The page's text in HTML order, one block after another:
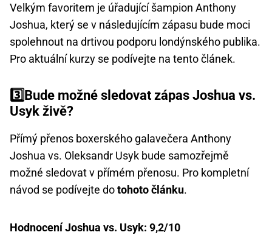
Velkým favoritem je úřadující šampion Anthony
Joshua, který se v následujícím zápasu bude moci
spolehnout na drtivou podporu londýnského publika.
Pro aktuální kurzy se podívejte na tento článek.
3️⃣Bude možné sledovat zápas Joshua vs.
Usyk živě?
Přímý přenos boxerského galavečera Anthony
Joshua vs. Oleksandr Usyk bude samozřejmě
možné sledovat v přímém přenosu. Pro kompletní
návod se podívejte dotohoto článku.
Hodnocení Joshua vs. Usyk: 9,2/10